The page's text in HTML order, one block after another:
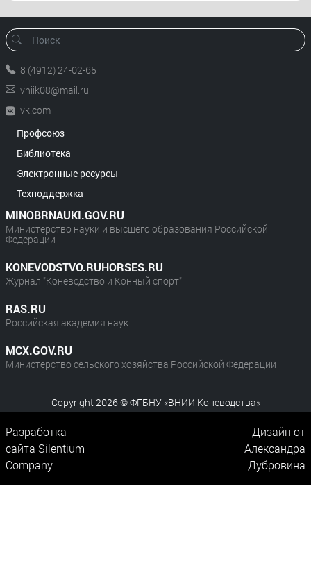
8 (4912) 24-02-65
vniik08@mail.ru
vk.com
Профсоюз
Библиотека
Электронные ресурсы
Техподдержка
MINOBRNAUKI.GOV.RU
Министерство науки и высшего образования Российской
Федерации
KONEVODSTVO.RUHORSES.RU
Журнал "Коневодство и Конный спорт"
RAS.RU
Российская академия наук
MCX.GOV.RU
Министерство сельского хозяйства Российской Федерации
Copyright 2026 © ФГБНУ «ВНИИ Коневодства»
Разработка
сайта Silentium
Company
Дизайн от
Александра
Дубровина